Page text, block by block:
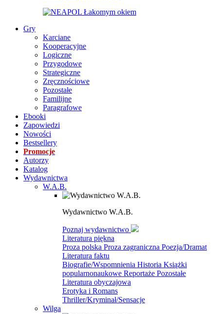
Gry
Karciane
Kooperacyjne
Logiczne
Przygodowe
Strategiczne
Zręcznościowe
Pozostałe
Familijne
Paragrafowe
Ebooki
Zapowiedzi
Nowości
Bestsellery
Promocje
Autorzy
Katalog
Wydawnictwa
W.A.B.
Wydawnictwo W.A.B.
Poznaj wydawnictwo
Literatura piękna
Proza polska Proza zagraniczna Poezja/Dramat
Literatura faktu
Biografie/Wspomnienia Historia Książki
popularnonaukowe Reportaże Pozostałe
Literatura obyczajowa
Erotyka i Romans
Thriller/Kryminał/Sensacje
Wilga